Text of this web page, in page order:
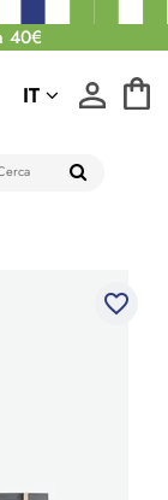
40€
IT
favorite_border